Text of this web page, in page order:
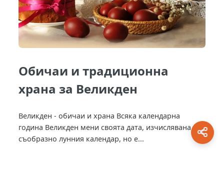
Обичаи и традиционна
храна за Великден
Великден - обичаи и храна Всяка календарна
година Великден мени своята дата, изчислявана
съобразно лунния календар, но е...